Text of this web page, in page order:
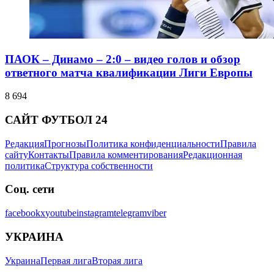
ПАОК – Динамо – 2:0 – видео голов и обзор
ответного матча квалификации Лиги Европы
8 694
САЙТ ФУТБОЛ 24
РедакцияПрогнозыПолитика конфиденциальностиПравила
сайтуКонтактыПравила комментированияРедакционная
политикаСтруктура собственности
Соц. сети
facebookxyoutubeinstagramtelegramviber
УКРАИНА
УкраинаПервая лигаВторая лига